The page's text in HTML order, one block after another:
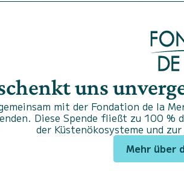
uns
mit der Fondation de la
Diese Spende fließt zu 100
der Küstenökosysteme und
Mehr über